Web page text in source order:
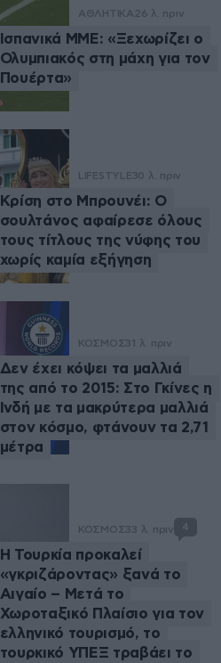
ΑΘΛΗΤΙΚΑ26 λ. πριν
Ισπανικά ΜΜΕ: «Ξεχωρίζει ο
Ολυμπιακός στη μάχη για τον
Πουέρτα»
LIFESTYLE30 λ. πριν
Κρίση στο Μπρουνέι: Ο
σουλτάνος αφαίρεσε όλους
τους τίτλους της νύφης του
χωρίς καμία εξήγηση
ΚΟΣΜΟΣ31 λ. πριν
Δεν έχει κόψει τα μαλλιά
της από το 2015: Στο Γκίνες η
Ινδή με τα μακρύτερα μαλλιά
στον κόσμο, φτάνουν τα 2,71
μέτρα
ΚΟΣΜΟΣ33 λ. πριν 4
Η Τουρκία προκαλεί
«γκριζάροντας» ξανά το
Αιγαίο – Μετά το
Χωροταξικό Πλαίσιο για τον
ελληνικό τουρισμό, το
τουρκικό ΥΠΕΞ τραβάει το